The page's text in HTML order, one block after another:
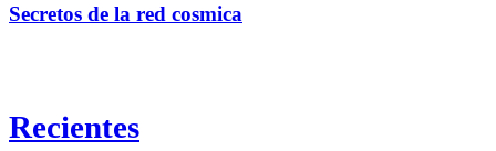
Secretos de la red cosmica
Recientes